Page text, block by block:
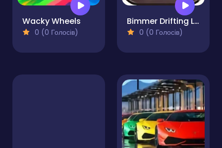
Wacky Wheels
0 (0 Голосів)
Bimmer Drifting Legends
0 (0 Голосів)